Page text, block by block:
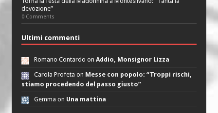
devozione”
0 Comments
Ultimi commenti
Romano Contardo on Addio, Monsignor Lizza
Carola Profeta on Messe con popolo: “Troppi rischi,
stiamo procedendo del passo giusto”
Gemma on Una mattina